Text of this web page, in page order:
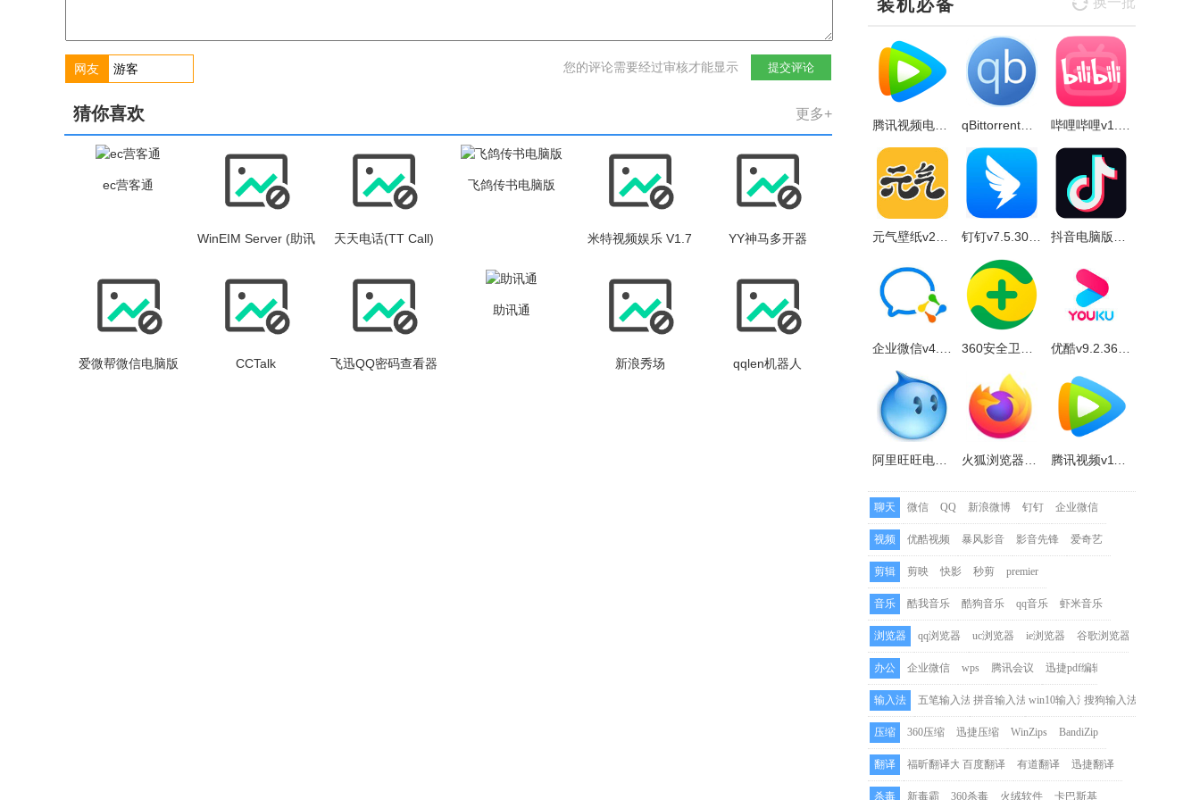
网友 您的评论需要经过审核才能显示 提交评论
更多+
猜你喜欢
ec营客通
WinEIM Server (助讯
天天电话(TT Call)
飞鸽传书电脑版
米特视频娱乐 V1.7
YY神马多开器
爱微帮微信电脑版 CCTalk 飞迅QQ密码查看器
助讯通
新浪秀场 qqlen机器人
装机必备
qBittorrent绿色免费版v4.5.4.10
钉钉v7.5.30官方正式版
聊天 微信 QQ 新浪微博 钉钉 企业微信
视频 优酷视频 暴风影音 影音先锋 爱奇艺
剪辑 剪映 快影 秒剪 premier
音乐 酷我音乐 酷狗音乐 qq音乐 虾米音乐
浏览器 qq浏览器 uc浏览器 ie浏览器 谷歌浏览器
办公 企业微信 wps 腾讯会议 迅捷pdf编辑器
输入法 五笔输入法 拼音输入法 win10输入法搜狗输入法
压缩 360压缩 迅捷压缩 WinZips BandiZip
翻译 福昕翻译大师百度翻译 有道翻译 迅捷翻译
杀毒 新毒霸 360杀毒 火绒软件 卡巴斯基